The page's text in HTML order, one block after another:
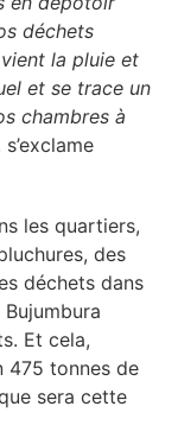
déchets
la pluie et
et se trace un
chambres à
s’exclame
les quartiers,
des
déchets dans
Et cela,
475 tonnes de
sera cette